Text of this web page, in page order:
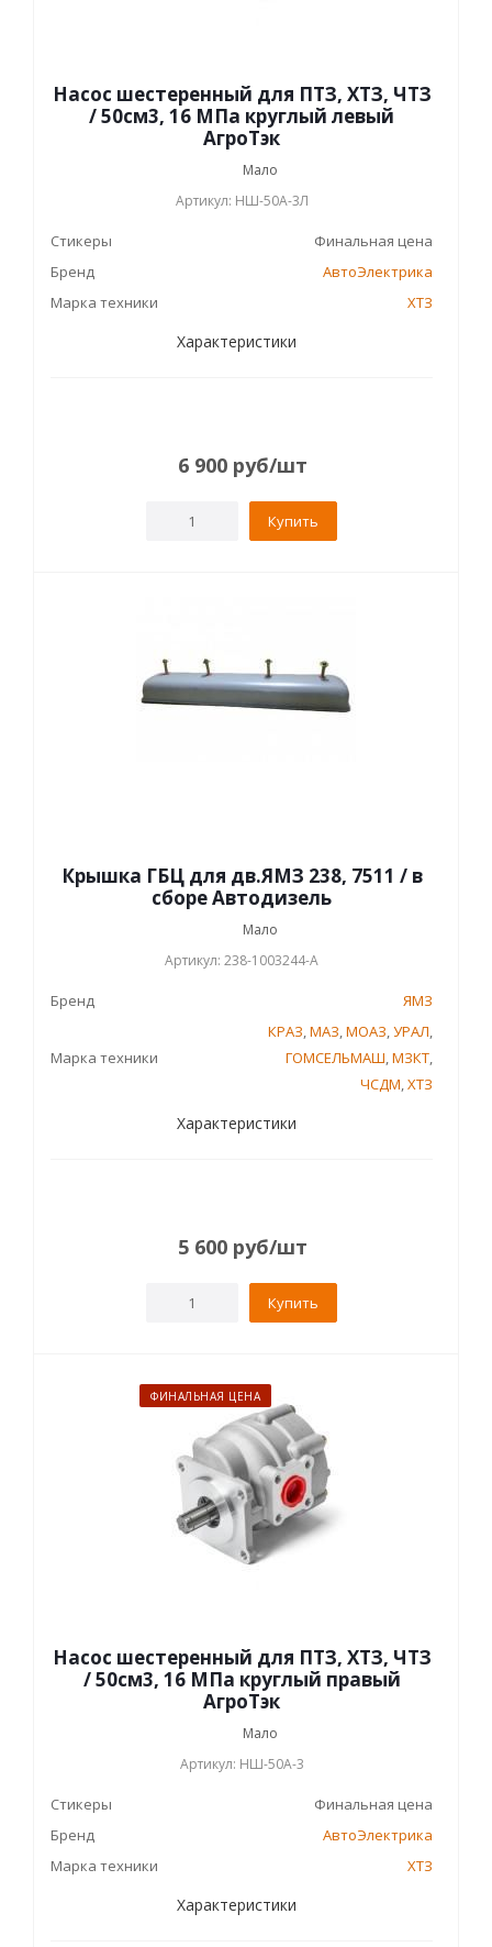
Насос шестеренный для ПТЗ, ХТЗ, ЧТЗ
/ 50см3, 16 МПа круглый левый
АгроТэк
Мало
Артикул: НШ-50А-3Л
Стикеры
Финальная цена
Бренд
АвтоЭлектрика
Марка техники
ХТЗ
Характеристики
6 900руб/шт
Купить
Крышка ГБЦ для дв.ЯМЗ 238, 7511 / в
сборе Автодизель
Мало
Артикул: 238-1003244-А
Бренд ЯМЗ
Марка техники
КРАЗ,МАЗ,МОАЗ,УРАЛ,
ГОМСЕЛЬМАШ,МЗКТ,
ЧСДМ,ХТЗ
Характеристики
5 600руб/шт
Купить
ФИНАЛЬНАЯ ЦЕНА
Насос шестеренный для ПТЗ, ХТЗ, ЧТЗ
/ 50см3, 16 МПа круглый правый
АгроТэк
Мало
Артикул: НШ-50А-3
Стикеры
Финальная цена
Бренд
АвтоЭлектрика
Марка техники
ХТЗ
Характеристики